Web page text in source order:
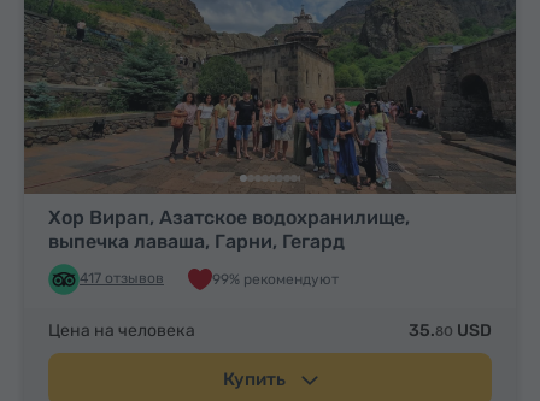
Хор Вирап, Азатское водохранилище,
выпечка лаваша, Гарни, Гегард
417 отзывов 99% рекомендуют
Цена на человека 35.80 USD
Купить